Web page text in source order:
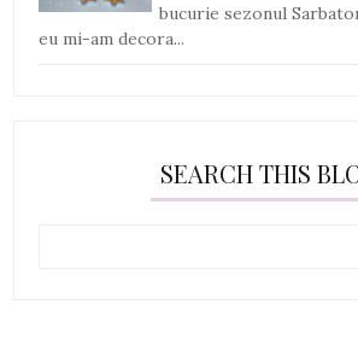
bucurie sezonul
eu mi-am decora...
SEARCH THIS